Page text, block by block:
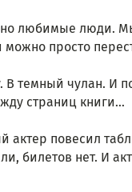
любимые люди.
просто
темный чулан. И
страниц книги…
актер повесил
билетов нет. И